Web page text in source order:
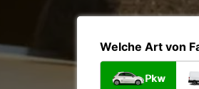
Welche Art von
Pkw